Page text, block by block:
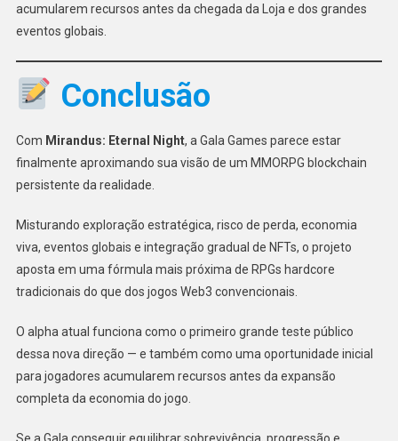
acumularem recursos antes da chegada da Loja e dos grandes
eventos globais.
Conclusão
Com Mirandus: Eternal Night, a Gala Games parece estar
finalmente aproximando sua visão de um MMORPG blockchain
persistente da realidade.
Misturando exploração estratégica, risco de perda, economia
viva, eventos globais e integração gradual de NFTs, o projeto
aposta em uma fórmula mais próxima de RPGs hardcore
tradicionais do que dos jogos Web3 convencionais.
O alpha atual funciona como o primeiro grande teste público
dessa nova direção — e também como uma oportunidade inicial
para jogadores acumularem recursos antes da expansão
completa da economia do jogo.
Se a Gala conseguir equilibrar sobrevivência, progressão e